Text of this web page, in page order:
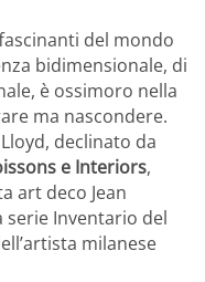
del mondo
bidimensionale, di
è ossimoro nella
ma nascondere.
declinato da
e Interiors,
art deco Jean
serie Inventario del
milanese